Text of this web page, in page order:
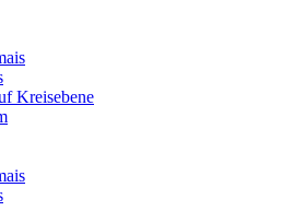
Kreisebene